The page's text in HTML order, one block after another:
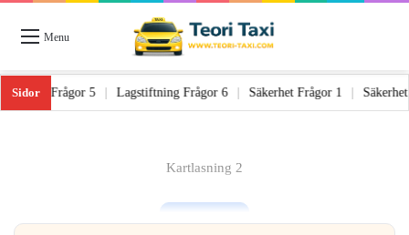
Menu
Sidor
Lagstiftning Frågor 5 | Lagstiftning Frågor 6 | Säkerhet Frågor 1 |
Kartlasning 2